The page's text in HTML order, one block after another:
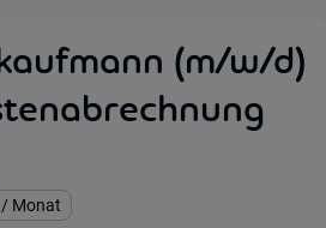
(m/w/d)
/ Monat